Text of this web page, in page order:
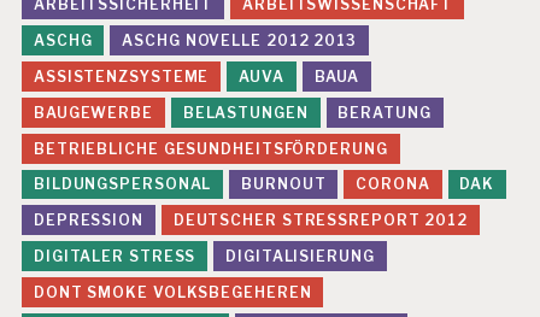
ARBEITSSICHERHEIT
ARBEITSWISSENSCHAFT
ASCHG
ASCHG NOVELLE 2012 2013
ASSISTENZSYSTEME
AUVA
BAUA
BAUGEWERBE
BELASTUNGEN
BERATUNG
BETRIEBLICHE GESUNDHEITSFÖRDERUNG
BILDUNGSPERSONAL
BURNOUT CORONA
DAK
DEPRESSION
DEUTSCHER STRESSREPORT 2012
DIGITALER STRESS
DIGITALISIERUNG
DONT SMOKE VOLKSBEGEHEREN